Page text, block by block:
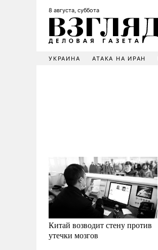
8 августа, суббота
УКРАИНА АТАКА НА ИРАН
Китай возводит стену против
утечки мозгов